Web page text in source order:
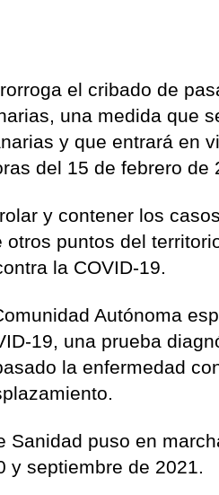
el cribado de
una medida que
y que entrará en
del 15 de febrero de
y contener los
puntos del
la COVID-19.
Autónoma
19, una prueba
la enfermedad
Sanidad puso en
y septiembre de 2021.